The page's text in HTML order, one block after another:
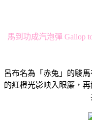
馬到功成汽泡彈 Gallop
呂布名為「赤兔」的駿
的紅橙光影映入眼簾， 再